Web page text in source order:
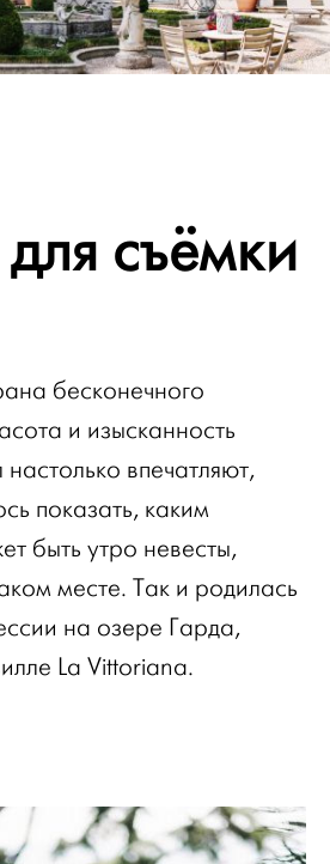
съёмки
бесконечного
и изысканность
настолько впечатляют,
показать, каким
быть утро невесты,
месте. Так и родилась
на озере Гарда,
La Vittoriana.